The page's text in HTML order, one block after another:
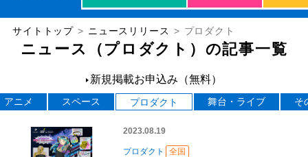
サイトトップ ニュースリリース プロダクト
ニュース（プロダクト）の記事一覧
新規掲載お申込み（無料）
アニメ スペース プロダクト 舞台・ライブ そ
2023.08.19
プロダクト 全国